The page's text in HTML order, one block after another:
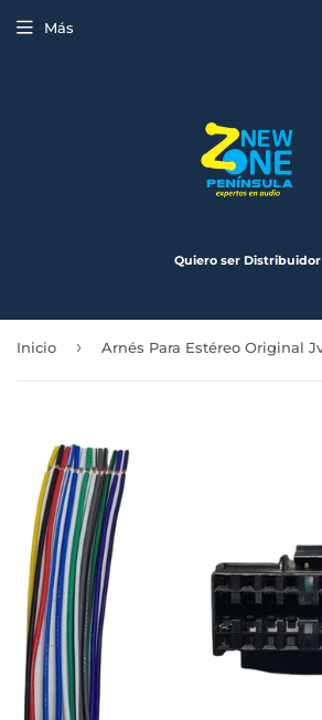
Quiero ser Distribuidor
Más
Inicio ›